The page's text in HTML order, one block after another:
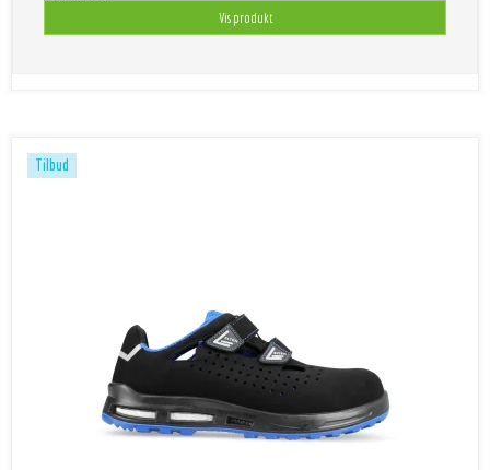
Vis produkt
Tilbud